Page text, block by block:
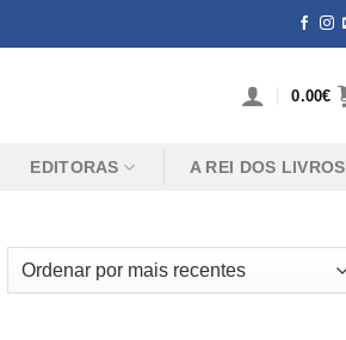
0.00€
EDITORAS A REI DOS LIVROS